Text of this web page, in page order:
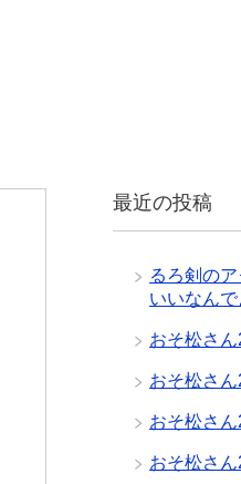
最近の投稿
るろ剣の
いいなんで
おそ松さ
おそ松さ
おそ松さ
おそ松さ